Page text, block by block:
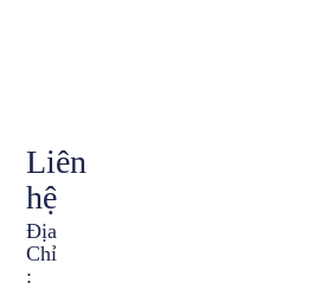
Liên
hệ
Địa
Chỉ
: